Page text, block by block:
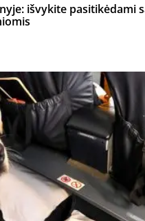
išvykite pasitikėdami